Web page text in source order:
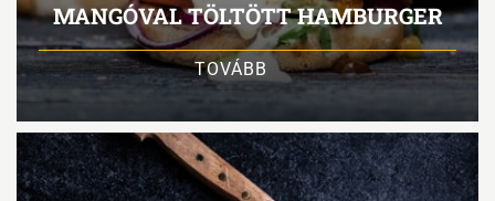
MANGÓVAL TÖLTÖTT HAMBURGER
TOVÁBB